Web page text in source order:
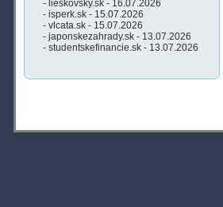
- lieskovsky.sk - 16.07.2026
- isperk.sk - 15.07.2026
- vlcata.sk - 15.07.2026
- japonskezahrady.sk - 13.07.2026
- studentskefinancie.sk - 13.07.2026